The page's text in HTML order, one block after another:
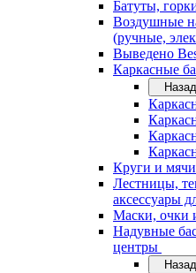
Батуты,
Воздушные
(ручные,
Выведено
Каркасные
Назад
Круги и
Лестницы,
аксессуары
Маски, очки
Надувные
центры
Назад